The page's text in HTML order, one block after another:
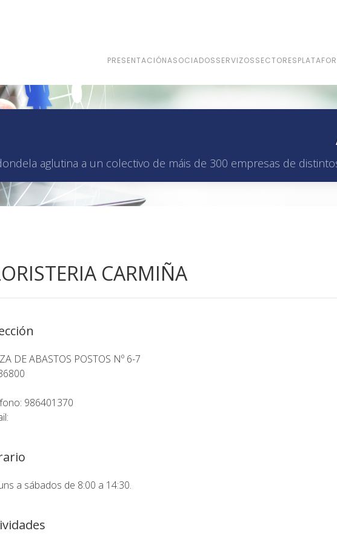
PRESENTACIÓNASOCIADOSSERVIZOSSECTORES
aglutina a un colectivo de máis de 300 empresas de
CARMIÑA
DE ABASTOS POSTOS Nº 6-7
986401370
a sábados de 8:00 a 14:30.